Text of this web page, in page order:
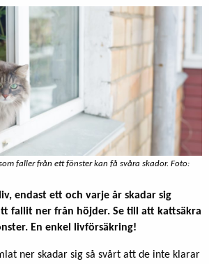
faller från ett fönster kan få svåra skador. Foto:
endast ett och varje år skadar sig
fallit ner från höjder. Se till att kattsäkra
En enkel livförsäkring!
ner skadar sig så svårt att de inte klarar